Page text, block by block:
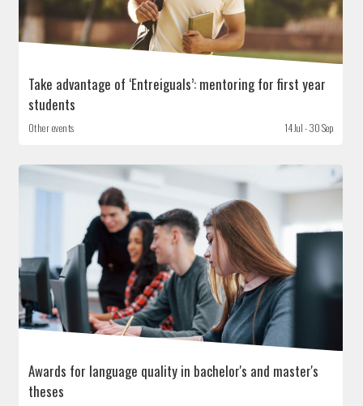
Take advantage of ‘Entreiguals’: mentoring for first year
students
Other events 14 Jul - 30 Sep
Awards for language quality in bachelor's and master's
theses